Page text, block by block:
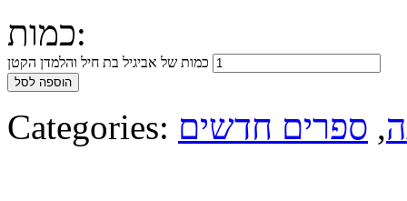
כמות:
כמות של אביגיל בת חיל והלמדן הקטן
הוספה לסל
Categories: , ספרים חדשים